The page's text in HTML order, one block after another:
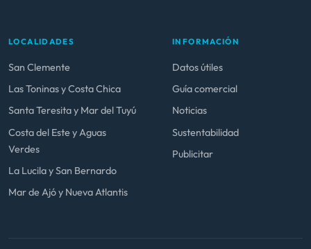
LOCALIDADES
San Clemente
Las Toninas y Costa Chica
Santa Teresita y Mar del Tuyú
Costa del Este y Aguas
Verdes
La Lucila y San Bernardo
Mar de Ajó y Nueva Atlantis
INFORMACIÓN
Datos útiles
Guía comercial
Noticias
Sustentabilidad
Publicitar